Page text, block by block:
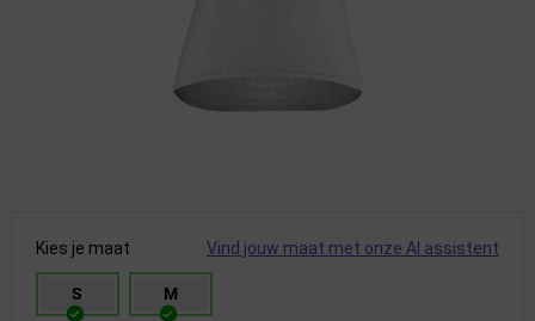
Kies je maat Vind jouw maat met onze AI assistent
S M